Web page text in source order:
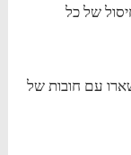
של כל
עם חובות של